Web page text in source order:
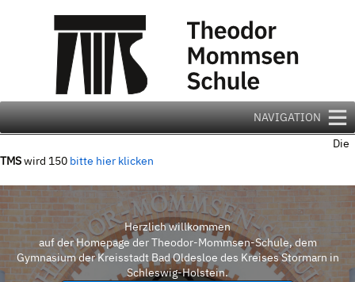
NAVIGATION
Die
TMSwird 150 bitte hier klicken
Herzlich willkommen
auf der Homepage der Theodor-Mommsen-Schule, dem
Gymnasium der Kreisstadt Bad Oldesloe des Kreises Stormarn in
Schleswig-Holstein.